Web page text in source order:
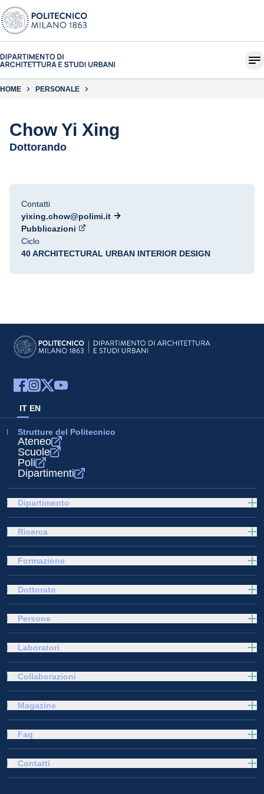
HOME PERSONALE
Chow Yi Xing
Dottorando
Contatti
yixing.chow@polimi.it
Pubblicazioni
Ciclo
40 ARCHITECTURAL URBAN INTERIOR DESIGN
IT EN
Strutture del Politecnico
Ateneo
Scuole
Poli
Dipartimenti
Dipartimento
Ricerca
Formazione
Dottorato
Persone
Laboratori
Collaborazioni
Magazine
Faq
Contatti